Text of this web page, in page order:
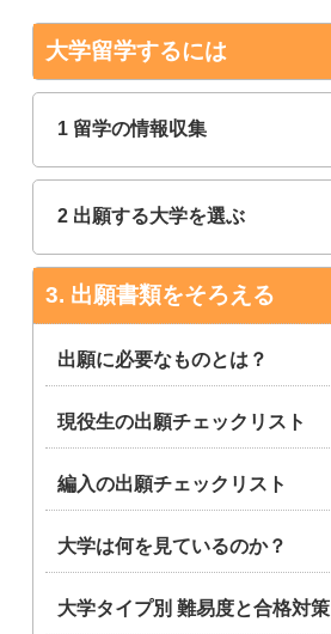
大学留学するには
1 留学の情報収集
2 出願する大学を選ぶ
出願書類をそろえる
出願に必要なものとは？
現役生の出願チェックリスト
編入の出願チェックリスト
大学は何を見ているのか？
大学タイプ別 難易度と合格対策